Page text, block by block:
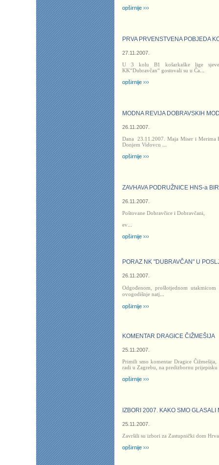
opširnije ›››
PRVA PRVENSTVENA POBJEDA
27.11.2007.
U 3 kolu B1 košarkaške lige
KK“Dubravčan“ gostovali su u Ča
opširnije ›››
MODNA REVIJA DOBRAVSKIH
26.11.2007.
Dana
23.11.2007. Maja Miser i Merima
Donjem Vidovcu
opširnije ›››
ZAVHAVA PODRUŽNICE HNS-a
26.11.2007.
Poštovane Dobravčice i Dobravčani,
ev...
opširnije ›››
PORAZ NK "DUBRAVČAN" U
26.11.2007.
Odgođenom, prošlotjednom
ovogodišnje natj
opširnije ›››
KOMENTAR DRAGICE ČIŽMEŠIJA
25.11.2007.
Primili smo komentar Dragice
radi u Zagrebu, na predizbornu prijepisku
opširnije ›››
IZBORI 2007. KAKO SMO GLASALI
25.11.2007.
Završili su izbori za Zastupnički dom
opširnije ›››